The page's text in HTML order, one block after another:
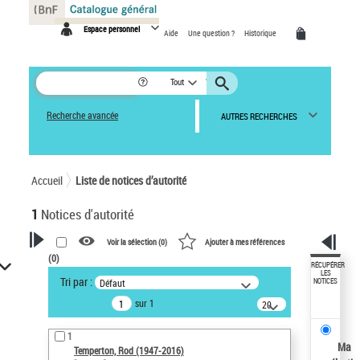
Espace personnel Aide Une question ? Historique
Tout
Recherche avancée AUTRES RECHERCHES
Accueil Liste de notices d’autorité
1 Notices d'autorité
VOTRE RECHERCHE
Recherche avancée dans les
notices d’autorité
Œuvres liées à l'auteur :
Temperton, Rod (1947-2016)
Voir la sélection (0) Ajouter à mes références
(0)
Tri par : Défaut
sur 1
20
résultats/page
1
Temperton, Rod (1947-2016)
RÉCUPÉRER
LES
NOTICES
Ma
Panneau de gestion des cookies